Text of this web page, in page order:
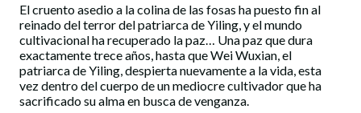
El cruento asedio a la colina de las fosas ha puesto fin al
reinado del terror del patriarca de Yiling, y el mundo
cultivacional ha recuperado la paz… Una paz que dura
exactamente trece años, hasta que Wei Wuxian, el
patriarca de Yiling, despierta nuevamente a la vida, esta
vez dentro del cuerpo de un mediocre cultivador que ha
sacrificado su alma en busca de venganza.